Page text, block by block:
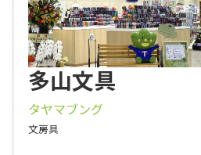
多山文具
タヤマブング
文房具